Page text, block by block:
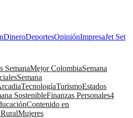
DineroDeportesOpiniónImpresaJet Set
SemanaMejor ColombiaSemana
Semana
TecnologíaTurismoEstados
SostenibleFinanzas Personales4
Contenido en
Mujeres